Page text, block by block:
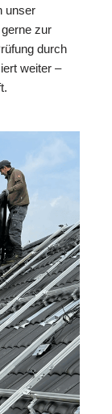
unser
zur
durch
weiter –